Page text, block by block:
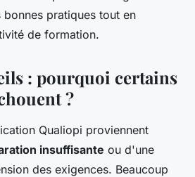
pratiques tout en
de formation.
: pourquoi certains
?
Qualiopi proviennent
insuffisante ou d'une
des exigences. Beaucoup